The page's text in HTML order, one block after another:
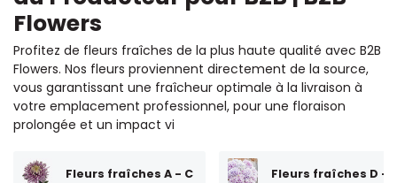
Flowers
Profitez de fleurs fraîches de la plus haute qualité avec B2B
Flowers. Nos fleurs proviennent directement de la source,
vous garantissant une fraîcheur optimale à la livraison à
votre emplacement professionnel, pour une floraison
prolongée et un impact vi
Fleurs fraîches A - C Fleurs fraîches D -